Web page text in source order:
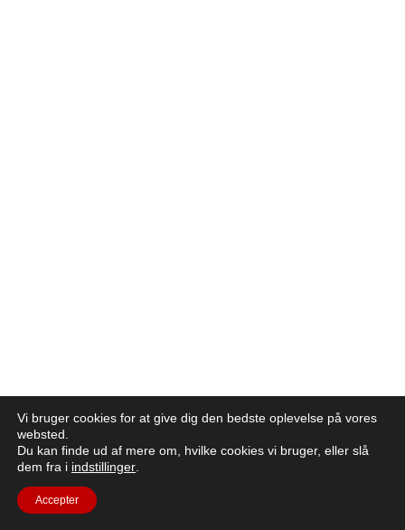
Vi bruger cookies for at give dig den bedste oplevelse på vores
websted.
Du kan finde ud af mere om, hvilke cookies vi bruger, eller slå
dem fra i indstillinger
Accepter